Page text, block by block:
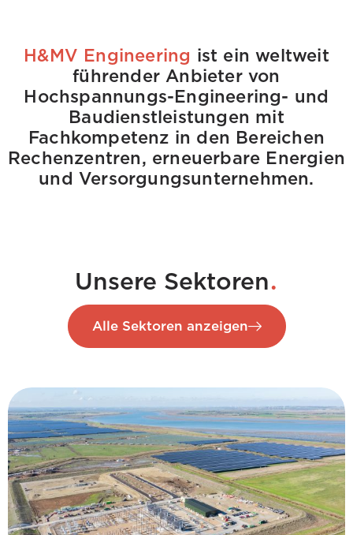
H&MV Engineering ist ein weltweit
führender Anbieter von
Hochspannungs-Engineering- und
Baudienstleistungen mit
Fachkompetenz in den Bereichen
Rechenzentren, erneuerbare Energien
und Versorgungsunternehmen.
Unsere Sektoren.
Alle Sektoren anzeigen